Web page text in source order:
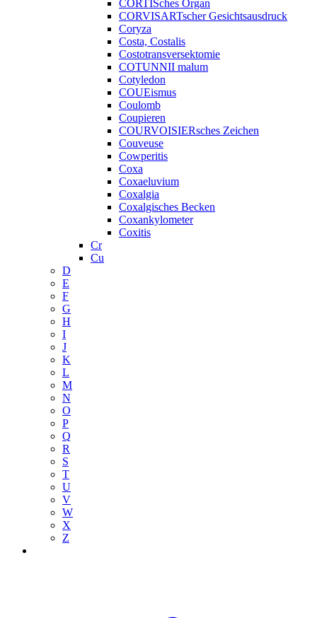
CORTISches Organ
CORVISARTscher Gesichtsausdruck
Coryza
Costa, Costalis
Costotransversektomie
COTUNNII malum
Cotyledon
COUEismus
Coulomb
Coupieren
COURVOISIERsches Zeichen
Couveuse
Cowperitis
Coxa
Coxaeluvium
Coxalgia
Coxalgisches Becken
Coxankylometer
Coxitis
Cr
Cu
D
E
F
G
H
I
J
K
L
M
N
O
P
Q
R
S
T
U
V
W
X
Z